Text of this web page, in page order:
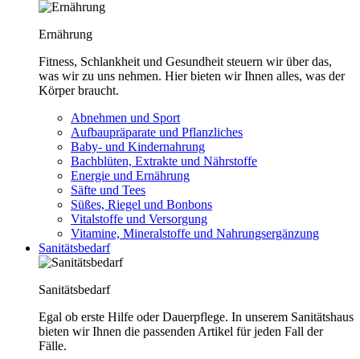
Ernährung
Fitness, Schlankheit und Gesundheit steuern wir über das,
was wir zu uns nehmen. Hier bieten wir Ihnen alles, was der
Körper braucht.
Abnehmen und Sport
Aufbaupräparate und Pflanzliches
Baby- und Kindernahrung
Bachblüten, Extrakte und Nährstoffe
Energie und Ernährung
Säfte und Tees
Süßes, Riegel und Bonbons
Vitalstoffe und Versorgung
Vitamine, Mineralstoffe und Nahrungsergänzung
Sanitätsbedarf
Sanitätsbedarf
Egal ob erste Hilfe oder Dauerpflege. In unserem Sanitätshaus
bieten wir Ihnen die passenden Artikel für jeden Fall der
Fälle.